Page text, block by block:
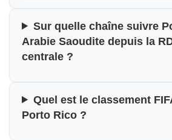
Sur quelle chaîne suivre
Arabie Saoudite depuis la
centrale ?
Quel est le classement
Porto Rico ?